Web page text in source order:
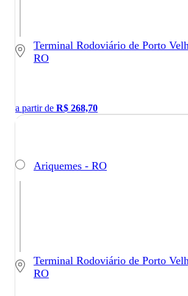
Terminal Rodoviário de Porto
RO
a partir de R$ 268,70
Ariquemes - RO
Terminal Rodoviário de Porto
RO